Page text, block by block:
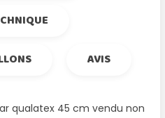
AVIS
qualatex 45 cm vendu non